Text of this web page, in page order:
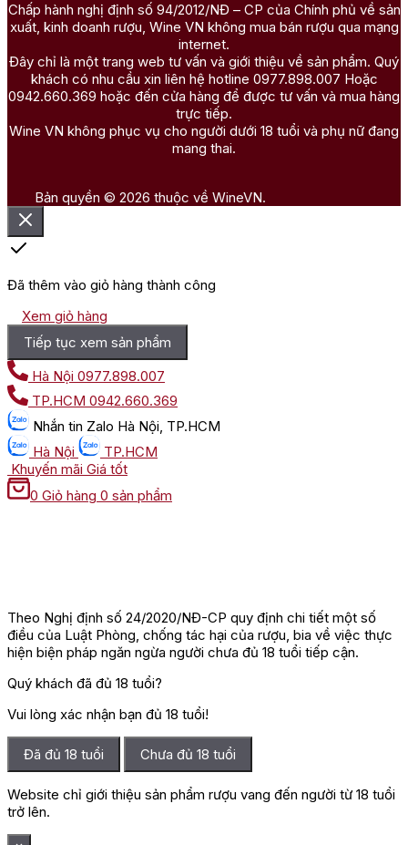
Chấp hành nghị định số 94/2012/NĐ – CP của Chính phủ về sản
xuất, kinh doanh rượu, Wine VN không mua bán rượu qua mạng
internet.
Đây chỉ là một trang web tư vấn và giới thiệu về sản phẩm. Quý
khách có nhu cầu xin liên hệ hotline 0977.898.007 Hoặc
0942.660.369 hoặc đến cửa hàng để được tư vấn và mua hàng
trực tiếp.
Wine VN không phục vụ cho người dưới 18 tuổi và phụ nữ đang
mang thai.
Bản quyền © 2026 thuộc về WineVN.
Đã thêm vào giỏ hàng thành công
Xem giỏ hàng
Tiếp tục xem sản phẩm
Hà Nội 0977.898.007
TP.HCM 0942.660.369
Nhắn tin Zalo Hà Nội, TP.HCM
Hà Nội
TP.HCM
Khuyến mãi Giá tốt
0 Giỏ hàng 0 sản phẩm
Theo Nghị định số 24/2020/NĐ-CP quy định chi tiết một số
điều của Luật Phòng, chống tác hại của rượu, bia về việc thực
hiện biện pháp ngăn ngừa người chưa đủ 18 tuổi tiếp cận.
Quý khách đã đủ 18 tuổi?
Vui lòng xác nhận bạn đủ 18 tuổi!
Đã đủ 18 tuổi Chưa đủ 18 tuổi
Website chỉ giới thiệu sản phẩm rượu vang đến người từ 18 tuổi
trở lên.